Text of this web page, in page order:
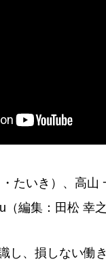
たいき）、高山
編集：田松 幸之
し、損しない働